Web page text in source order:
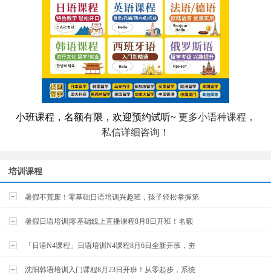
小班课程，名额有限，欢迎预约试听~ 更多小语种课程，
私信详细咨询！
培训课程
暑假不荒废！零基础日语培训兴趣班，孩子轻松掌握第
暑假日语培训|零基础线上直播课程8月8日开班！名额
「日语N4课程」日语培训N4课程8月6日全新开班，夯
沈阳韩语培训入门课程8月23日开班！从零起步，系统